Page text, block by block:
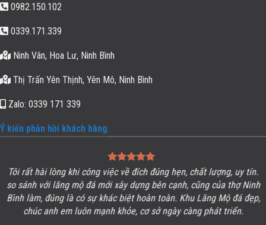
0982.150.102
0339.171.339
Ninh Vân, Hoa Lư, Ninh Bình
Thị Trấn Yên Thịnh, Yên Mô, Ninh Bình
Zalo: 0339 171 339
Ý kiến phản hồi khách hàng
Tôi rất hài lòng khi công việc về đích đúng hẹn, chất lượng, uy tín.
so sánh với lăng mộ đá mới xây dựng bên cạnh, cũng của thợ Ninh
Bình làm, đúng là có sự khác biệt hoàn toàn. Khu Lăng Mộ đáđẹp,
chúc anh em luôn mạnh khỏe, cơ sở ngày càng phát triển.